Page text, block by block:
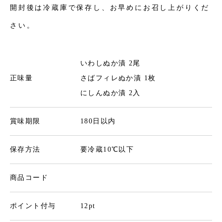
開封後は冷蔵庫で保存し、お早めにお召し上がりくだ
さい。
正味量
いわしぬか漬 2尾
さばフィレぬか漬 1枚
にしんぬか漬 2入
賞味期限 180日以内
保存方法 要冷蔵10℃以下
商品コード
ポイント付与 12pt